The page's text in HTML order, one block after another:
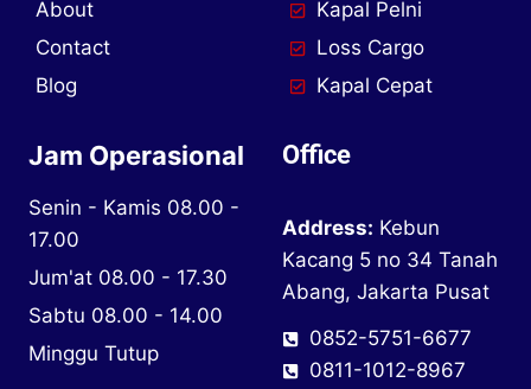
About
Contact
Blog
Kapal Pelni
Loss Cargo
Kapal Cepat
Jam Operasional
Senin - Kamis 08.00 -
17.00
Jum'at 08.00 - 17.30
Sabtu 08.00 - 14.00
Minggu Tutup
Office
Address: Kebun
Kacang 5 no 34 Tanah
Abang, Jakarta Pusat
0852-5751-6677
0811-1012-8967